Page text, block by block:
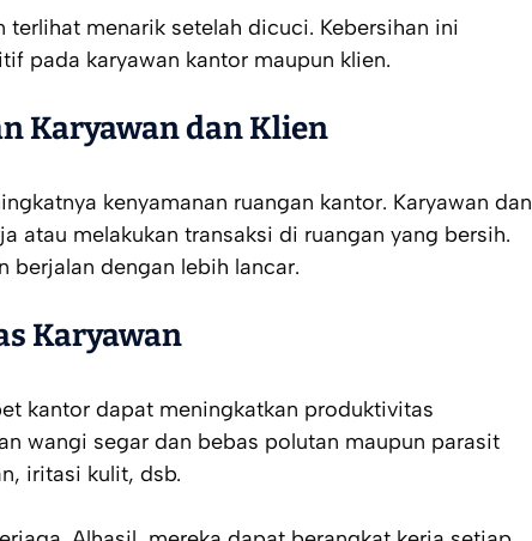
menarik setelah dicuci. Kebersihan ini
pada karyawan kantor maupun klien.
Karyawan dan Klien
kenyamanan ruangan kantor. Karyawan dan
atau melakukan transaksi di ruangan yang bersih.
berjalan dengan lebih lancar.
Karyawan
kantor dapat meningkatkan produktivitas
wangi segar dan bebas polutan maupun parasit
iritasi kulit, dsb.